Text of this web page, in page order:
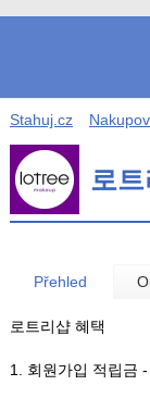
Stahuj.cz
로트
Přehled
로트리샵 혜택
1. 회원가입 적립금